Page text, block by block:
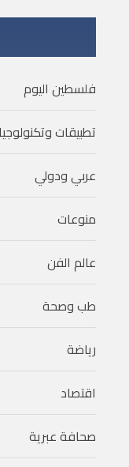
فلسطين اليوم
تطبيقات وتكنولوجيا
عربي ودولي
منوعات
عالم الفن
طب وصحة
رياضة
اقتصاد
صحافة عبرية